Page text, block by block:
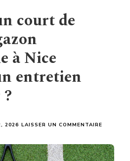
court de
à Nice
entretien
2026 LAISSER UN COMMENTAIRE
QU’UN